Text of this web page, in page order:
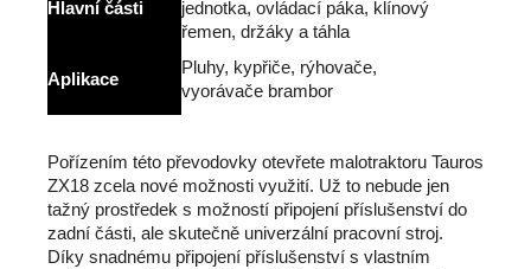
Hlavní části
jednotka, ovládací páka, klínový
řemen, držáky a táhla
Aplikace
Pluhy, kypřiče, rýhovače,
vyorávače brambor
Pořízením této převodovky otevřete malotraktoru Tauros
ZX18 zcela nové možnosti využití. Už to nebude jen
tažný prostředek s možností připojení příslušenství do
zadní části, ale skutečně univerzální pracovní stroj.
Díky snadnému připojení příslušenství s vlastním